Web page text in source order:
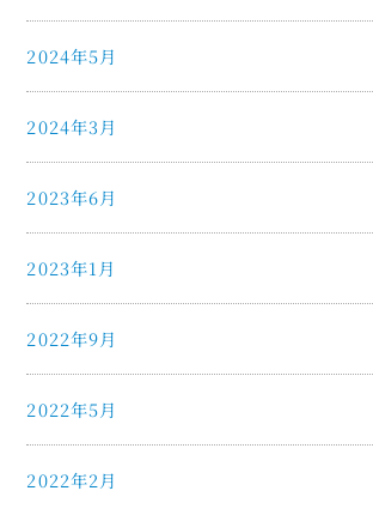
2024年5月
2024年3月
2023年6月
2023年1月
2022年9月
2022年5月
2022年2月